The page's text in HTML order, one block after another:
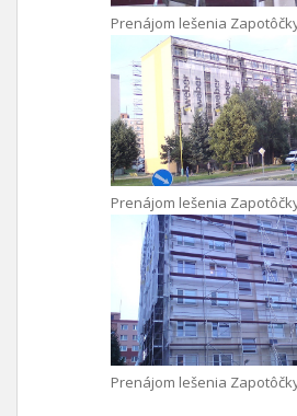
Prenájom lešenia
Prenájom lešenia
Prenájom lešenia